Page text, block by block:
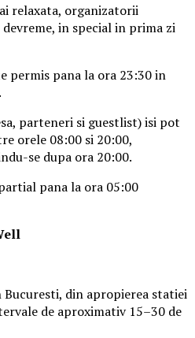
relaxata, organizatorii
in special in prima zi
permis pana la ora 23:30 in
parteneri si guestlist) isi pot
orele 08:00 si 20:00,
se dupa ora 20:00.
pana la ora 05:00
Bucuresti, din apropierea statiei
de aproximativ 15–30 de